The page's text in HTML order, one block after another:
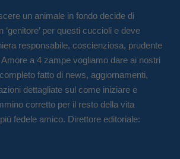
un animale in fondo decide di
‘genitore’ per questi cuccioli e deve
responsabile, coscienziosa, prudente
a 4 zampe vogliamo dare ai nostri
fatto di news, aggiornamenti,
dettagliate sul come iniziare e
corretto per il resto della vita
fedele amico. Direttore editoriale: